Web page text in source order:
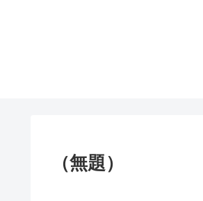
（無題）